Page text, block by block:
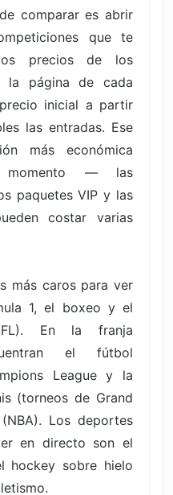
comparar es abrir
que te
precios de los
la página de cada
inicial a partir
las entradas. Ese
más económica
momento — las
paquetes VIP y las
costar varias
más caros para ver
1, el boxeo y el
En la franja
el fútbol
League y la
(torneos de Grand
Los deportes
en directo son el
hockey sobre hielo